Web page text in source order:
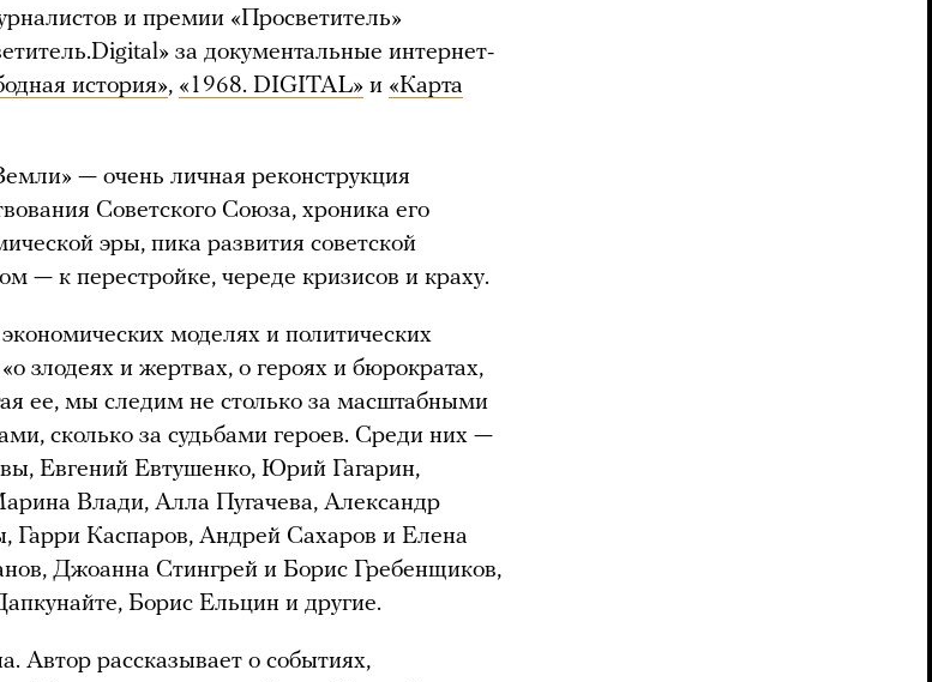
и премии «Просветитель»
за документальные интернет-
история», «1968. DIGITAL» и «Карта
— очень личная реконструкция
Советского Союза, хроника его
эры, пика развития советской
— к перестройке, череде кризисов и краху.
моделях и политических
злодеях и жертвах, о героях и бюрократах,
ее, мы следим не столько за масштабными
сколько за судьбами героев. Среди них —
Евгений Евтушенко, Юрий Гагарин,
Влади, Алла Пугачева, Александр
Каспаров, Андрей Сахаров и Елена
Джоанна Стингрей и Борис Гребенщиков,
Борис Ельцин и другие.
Автор рассказывает о событиях,